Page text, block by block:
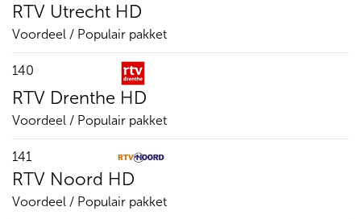
RTV Utrecht HD
Voordeel / Populair pakket
140
RTV Drenthe HD
Voordeel / Populair pakket
141
RTV Noord HD
Voordeel / Populair pakket